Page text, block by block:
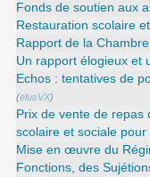
Fonds de soutien aux
Restauration scolaire
Rapport de la
Un rapport élogieux et
Echos : tentatives de
(elusVX)
Prix de vente de repas
scolaire et sociale pour
Mise en œuvre du
Fonctions, des